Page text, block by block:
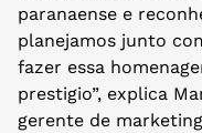
paranaense e
planejamos junto
fazer essa
prestigio”, explica
gerente de